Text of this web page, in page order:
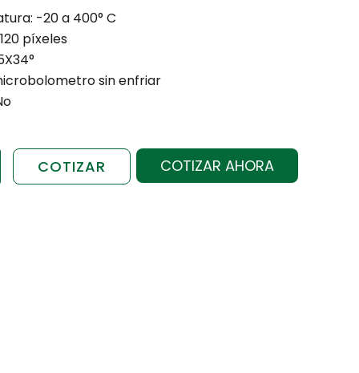
-20 a 400° C
píxeles
sin enfriar
COTIZAR COTIZAR AHORA